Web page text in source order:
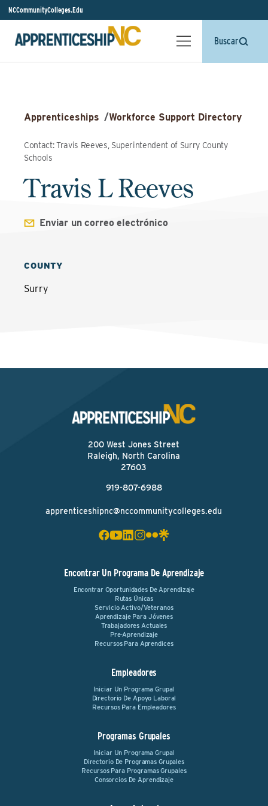
NCCommunityColleges.Edu
Buscar
Apprenticeships /Workforce Support Directory
Contact: Travis Reeves, Superintendent of Surry County
Schools
Travis L Reeves
Enviar un correo electrónico
COUNTY
Surry
200 West Jones Street
Raleigh, North Carolina
27603
919-807-6988
apprenticeshipnc@nccommunitycolleges.edu
Encontrar Un Programa De Aprendizaje
Encontrar Oportunidades De Aprendizaje
Rutas Únicas
Servicio Activo/Veteranos
Aprendizaje Para Jóvenes
Trabajadores Actuales
Pre-Aprendizaje
Recursos Para Aprendices
Empleadores
Iniciar Un Programa Grupal
Directorio De Apoyo Laboral
Recursos Para Empleadores
Programas Grupales
Iniciar Un Programa Grupal
Directorio De Programas Grupales
Recursos Para Programas Grupales
Consorcios De Aprendizaje